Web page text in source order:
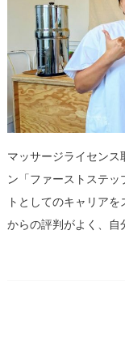
マッサージライセンス
ン「ファーストステ
トとしてのキャリア
からの評判がよく、